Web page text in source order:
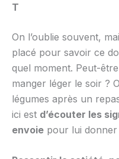
T
On l’oublie souvent,
placé pour savoir ce
quel moment. Peut-
manger léger le soir ?
légumes après un
ici est d’écouter les
envoie pour lui donner